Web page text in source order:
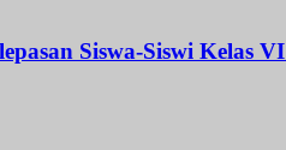
Siswa-Siswi Kelas